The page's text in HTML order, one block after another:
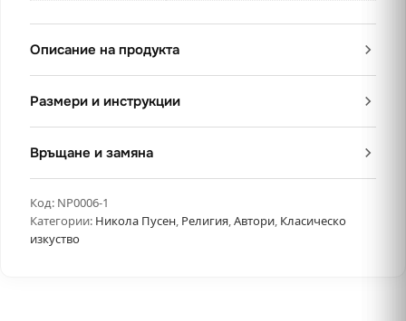
Описание на продукта
Размери и инструкции
Връщане и замяна
Код: NP0006-1
Категории: Никола Пусен, Религия,Автори, Класическо
изкуство